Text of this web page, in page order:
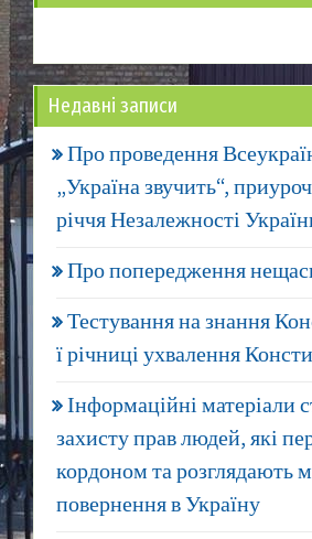
Недавні записи
Про проведення
„Україна звучить“,
річчя Незалежності
Про попередження
Тестування на знання
ї річниці ухвалення
Інформаційні матеріали
захисту прав людей, які
кордоном та розглядають
повернення в Україну